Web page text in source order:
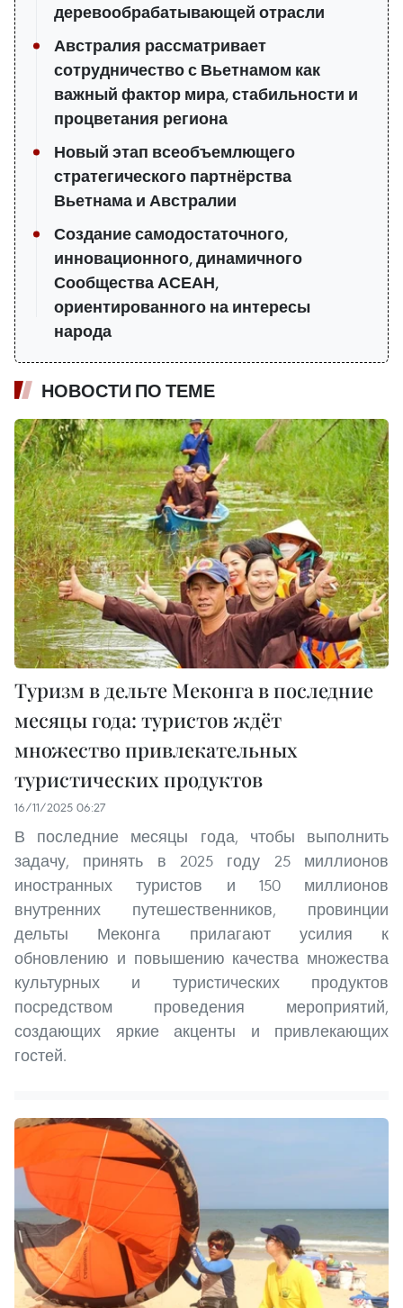
деревообрабатывающей отрасли
Австралия рассматривает
сотрудничество с Вьетнамом как
важный фактор мира, стабильности и
процветания региона
Новый этап всеобъемлющего
стратегического партнёрства
Вьетнама и Австралии
Создание самодостаточного,
инновационного, динамичного
Сообщества АСЕАН,
ориентированного на интересы
народа
НОВОСТИ ПО ТЕМЕ
Туризм в дельте Меконга в последние
месяцы года: туристов ждёт
множество привлекательных
туристических продуктов
16/11/2025 06:27
В последние месяцы года, чтобы выполнить
задачу, принять в 2025 году 25 миллионов
иностранных туристов и 150 миллионов
внутренних путешественников, провинции
дельты Меконга прилагают усилия к
обновлению и повышению качества множества
культурных и туристических продуктов
посредством проведения мероприятий,
создающих яркие акценты и привлекающих
гостей.